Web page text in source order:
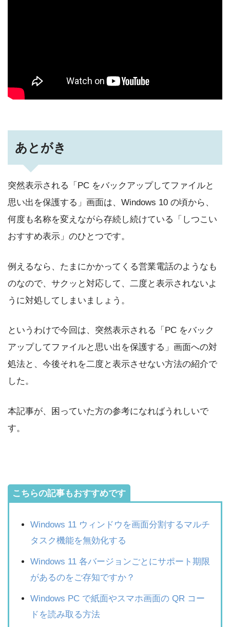
あとがき
突然表示される「PC をバックアップしてファイルと
思い出を保護する」画面は、Windows 10 の頃から、
何度も名称を変えながら存続し続けている「しつこい
おすすめ表示」のひとつです。
例えるなら、たまにかかってくる営業電話のようなも
のなので、サクッと対応して、二度と表示されないよ
うに対処してしまいましょう。
というわけで今回は、突然表示される「PC をバック
アップしてファイルと思い出を保護する」画面への対
処法と、今後それを二度と表示させない方法の紹介で
した。
本記事が、困っていた方の参考になればうれしいで
す。
こちらの記事もおすすめです
Windows 11 ウィンドウを画面分割するマルチ
タスク機能を無効化する
Windows 11 各バージョンごとにサポート期限
があるのをご存知ですか？
Windows PC で紙面やスマホ画面の QR コー
ドを読み取る方法